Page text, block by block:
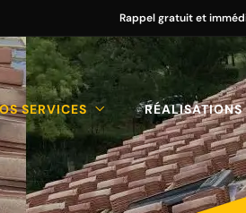
Rappel gratuit et
SERVICES RÉALISATIONS